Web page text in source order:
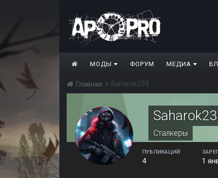
МОДЫ ФОРУМ МЕДИА
Главная Saharok239
Сталкеры
ПУБЛИКАЦИЙ
4 1